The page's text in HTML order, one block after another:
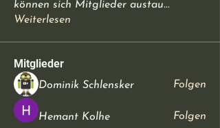
können sich Mitglieder austau...
Weiterlesen
Mitglieder
Dominik Schlensker Folgen
Hemant Kolhe Folgen